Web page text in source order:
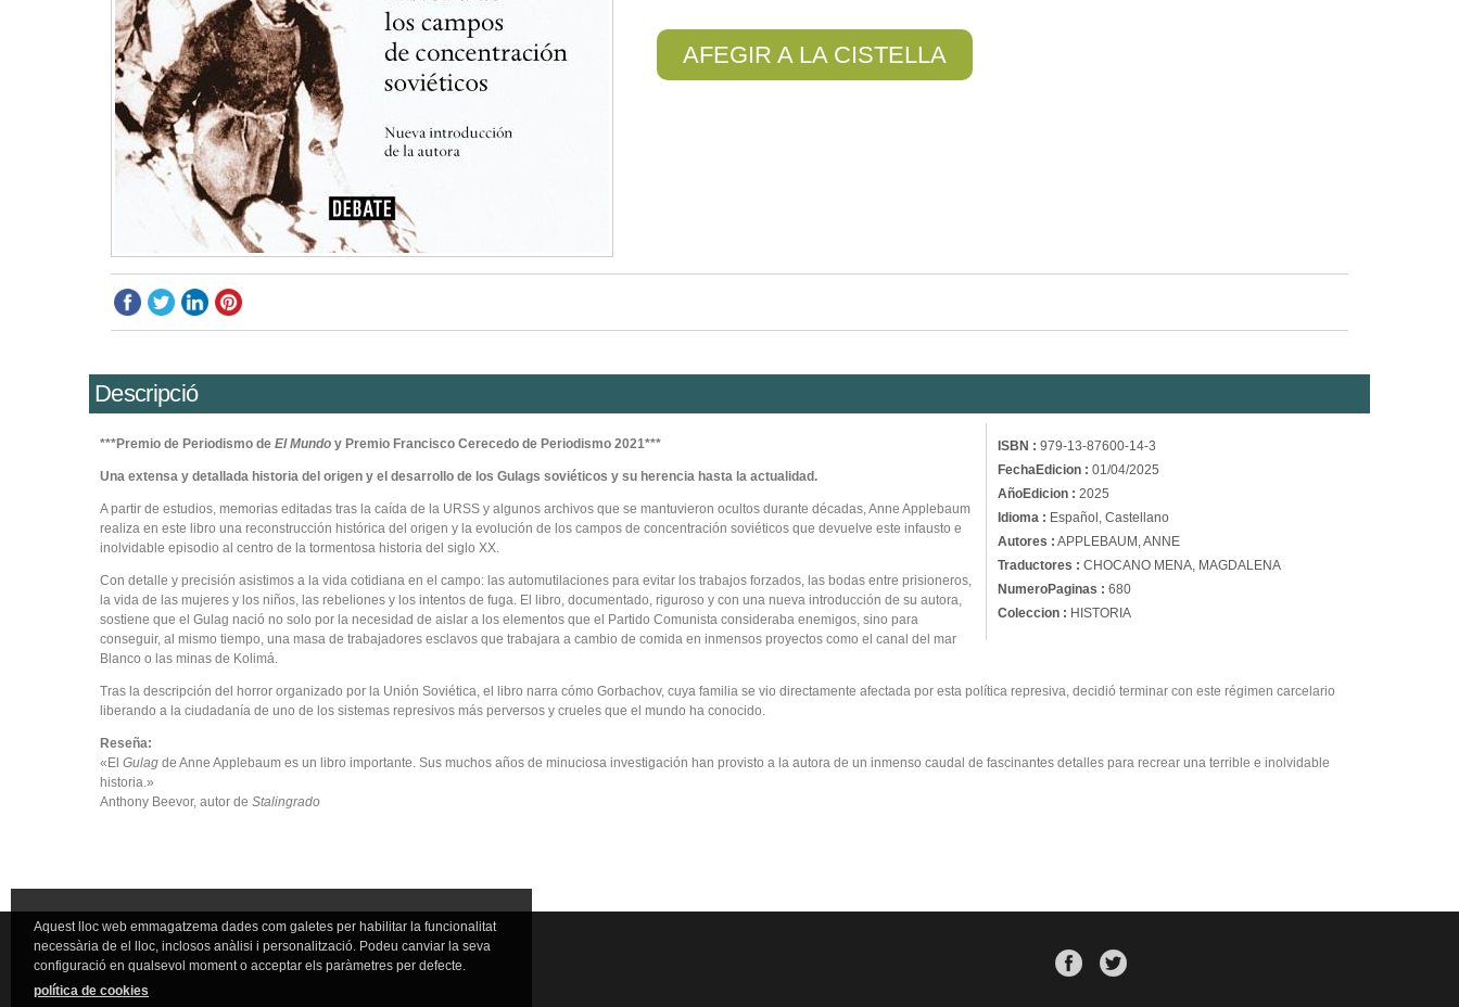
AFEGIR A LA CISTELLA
Descripció
ISBN : 979-13-87600-14-3
FechaEdicion : 01/04/2025
AñoEdicion : 2025
Idioma : Español, Castellano
Autores : APPLEBAUM, ANNE
Traductores : CHOCANO MENA, MAGDALENA
NumeroPaginas : 680
Coleccion : HISTORIA
***Premio de Periodismo de El Mundo y Premio Francisco Cerecedo de Periodismo 2021***
Una extensa y detallada historia del origen y el desarrollo de los Gulags soviéticos y su herencia hasta la actualidad.
A partir de estudios, memorias editadas tras la caída de la URSS y algunos archivos que se mantuvieron ocultos durante décadas, Anne Applebaum
realiza en este libro una reconstrucción histórica del origen y la evolución de los campos de concentración soviéticos que devuelve este infausto e
inolvidable episodio al centro de la tormentosa historia del siglo XX.
Con detalle y precisión asistimos a la vida cotidiana en el campo: las automutilaciones para evitar los trabajos forzados, las bodas entre prisioneros,
la vida de las mujeres y los niños, las rebeliones y los intentos de fuga. El libro, documentado, riguroso y con una nueva introducción de su autora,
sostiene que el Gulag nació no solo por la necesidad de aislar a los elementos que el Partido Comunista consideraba enemigos, sino para
conseguir, al mismo tiempo, una masa de trabajadores esclavos que trabajara a cambio de comida en inmensos proyectos como el canal del mar
Blanco o las minas de Kolimá.
Tras la descripción del horror organizado por la Unión Soviética, el libro narra cómo Gorbachov, cuya familia se vio directamente afectada por esta política represiva, decidió terminar con este régimen carcelario
liberando a la ciudadanía de uno de los sistemas represivos más perversos y crueles que el mundo ha conocido.
Reseña:
«El Gulag de Anne Applebaum es un libro importante. Sus muchos años de minuciosa investigación han provisto a la autora de un inmenso caudal de fascinantes detalles para recrear una terrible e inolvidable
historia.»
Anthony Beevor, autor de Stalingrado
Aquest lloc web emmagatzema dades com galetes per habilitar la funcionalitat
necessària de el lloc, inclosos anàlisi i personalització. Podeu canviar la seva
configuració en qualsevol moment o acceptar els paràmetres per defecte.
política de cookies